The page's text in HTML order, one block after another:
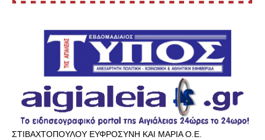
ΣΤΙΒΑΧΤΟΠΟΥΛΟΥ ΕΥΦΡΟΣΥΝΗ ΚΑΙ ΜΑΡΙΑ Ο.Ε.